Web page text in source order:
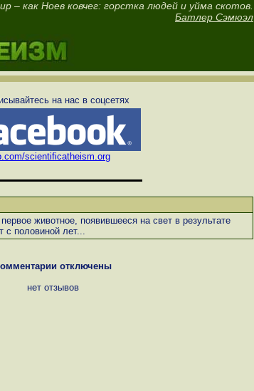
– как Ноев ковчег: горстка людей и уйма скотов.
Батлер Сэмюэл
на нас в соцсетях
scientificatheism.org
животное, появившееся на свет в результате
с половиной лет...
отключены
нет отзывов